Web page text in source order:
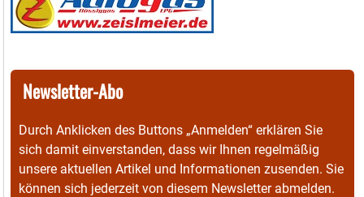
Newsletter-Abo
Durch Anklicken des Buttons „Anmelden“ erklären Sie
sich damit einverstanden, dass wir Ihnen regelmäßig
unsere aktuellen Artikel und Informationen zusenden. Sie
können sich jederzeit von diesem Newsletter abmelden.